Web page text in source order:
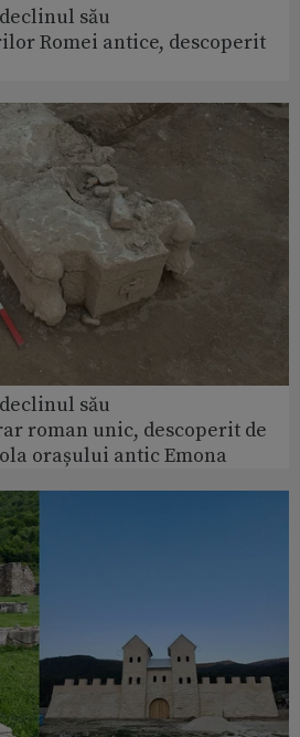
său
Romei antice, descoperit
său
roman unic, descoperit de
orașului antic Emona